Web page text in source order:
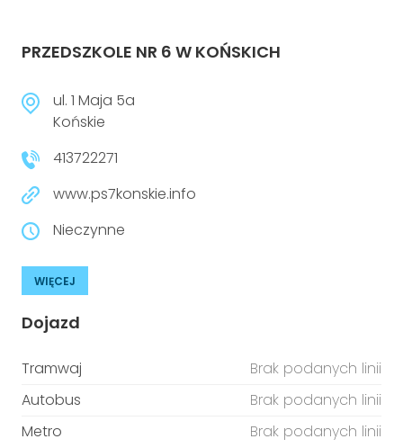
PRZEDSZKOLE NR 6 W KOŃSKICH
ul. 1 Maja 5a
Końskie
413722271
www.ps7konskie.info
Nieczynne
WIĘCEJ
Dojazd
Tramwaj
Brak podanych linii
Autobus
Brak podanych linii
Metro
Brak podanych linii